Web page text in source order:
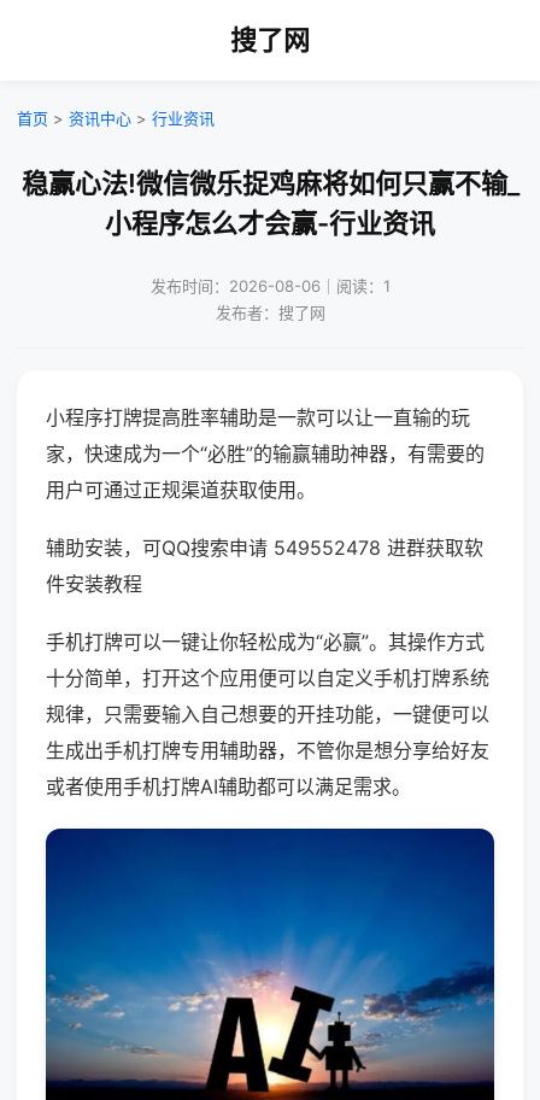
搜了网
首页 > 资讯中心 > 行业资讯
稳赢心法!微信微乐捉鸡麻将如何只赢不输_
小程序怎么才会赢-行业资讯
发布时间：2026-08-06｜阅读：1
发布者：搜了网
小程序打牌提高胜率辅助是一款可以让一直输的玩
家，快速成为一个“必胜”的输赢辅助神器，有需要的
用户可通过正规渠道获取使用。
辅助安装，可QQ搜索申请 549552478 进群获取软
件安装教程
手机打牌可以一键让你轻松成为“必赢”。其操作方式
十分简单，打开这个应用便可以自定义手机打牌系统
规律，只需要输入自己想要的开挂功能，一键便可以
生成出手机打牌专用辅助器，不管你是想分享给好友
或者使用手机打牌AI辅助都可以满足需求。